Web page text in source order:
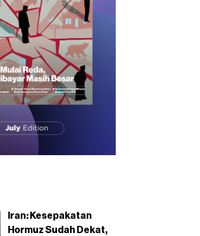
Iran: Kesepakatan
Hormuz Sudah Dekat,